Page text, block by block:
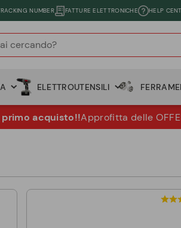
NUMBER FATTURE ELETTRONICHE HELP
ELETTROUTENSILI
primo acquisto!!Approfitta delle